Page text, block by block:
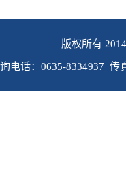
版权所有
电话：0635-8334937 传